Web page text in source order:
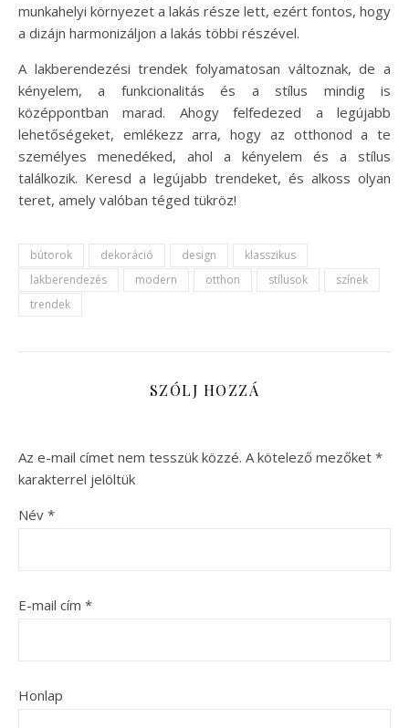
munkahelyi környezet a lakás része lett, ezért fontos, hogy
a dizájn harmonizáljon a lakás többi részével.
A lakberendezési trendek folyamatosan változnak, de a
kényelem, a funkcionalitás és a stílus mindig is
középpontban marad. Ahogy felfedezed a legújabb
lehetőségeket, emlékezz arra, hogy az otthonod a te
személyes menedéked, ahol a kényelem és a stílus
találkozik. Keresd a legújabb trendeket, és alkoss olyan
teret, amely valóban téged tükröz!
bútorok dekoráció design
klasszikus
lakberendezés
modern otthon stílusok
színek
trendek
SZÓLJ HOZZÁ
Az e-mail címet nem tesszük közzé. A kötelező mezőket *
karakterrel jelöltük
Név *
E-mail cím *
Honlap